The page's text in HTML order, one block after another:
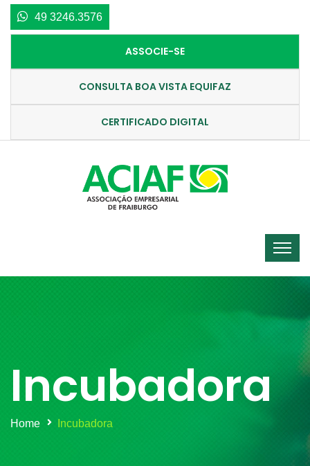
49 3246.3576
ASSOCIE-SE
CONSULTA BOA VISTA EQUIFAZ
CERTIFICADO DIGITAL
Incubadora
Home Incubadora